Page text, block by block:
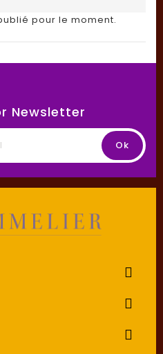
pour le moment.
Newsletter


